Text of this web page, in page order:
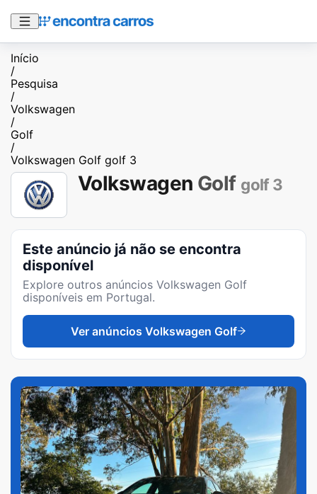
Início
/
Pesquisa
/
Volkswagen
/
Golf
/
Volkswagen Golf golf 3
Volkswagen Golf golf 3
Este anúncio já não se encontra
disponível
Explore outros anúncios Volkswagen Golf
disponíveis em Portugal.
Ver anúncios Volkswagen Golf